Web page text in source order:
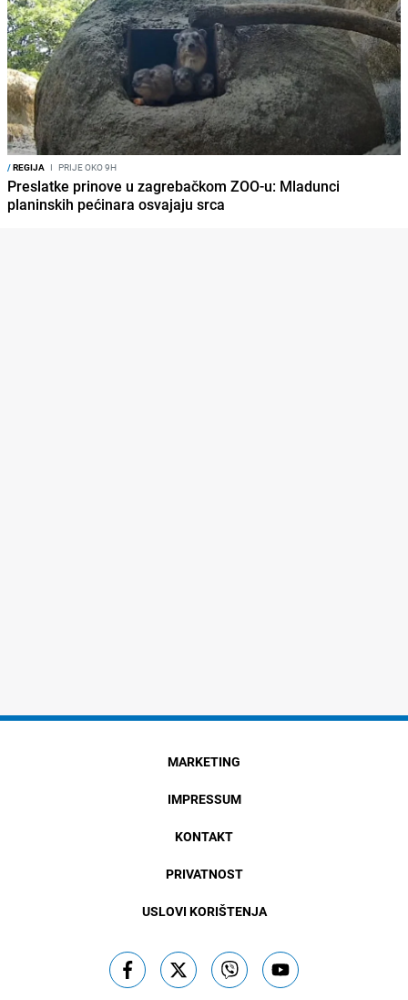
/REGIJA I PRIJE OKO 9H
Preslatke prinove u zagrebačkom ZOO-u: Mladunci
planinskih pećinara osvajaju srca
MARKETING
IMPRESSUM
KONTAKT
PRIVATNOST
USLOVI KORIŠTENJA